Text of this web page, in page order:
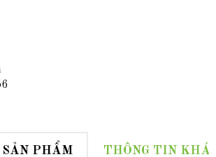
PHẨM THÔNG TIN